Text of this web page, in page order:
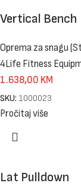
Vertical Bench
Oprema za snagu
4Life Fitness
1.638,00 KM
SKU: 1000023
Pročitaj više
Lat Pulldown